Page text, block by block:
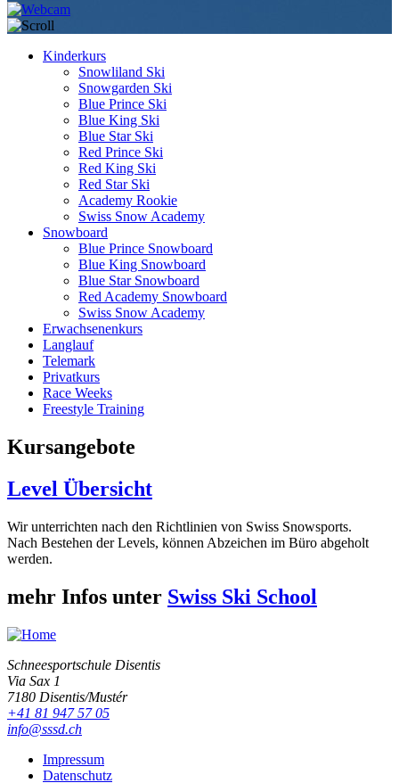
Kinderkurs
Snowliland Ski
Snowgarden Ski
Blue Prince Ski
Blue King Ski
Blue Star Ski
Red Prince Ski
Red King Ski
Red Star Ski
Academy Rookie
Swiss Snow Academy
Snowboard
Blue Prince Snowboard
Blue King Snowboard
Blue Star Snowboard
Red Academy Snowboard
Swiss Snow Academy
Erwachsenenkurs
Langlauf
Telemark
Privatkurs
Race Weeks
Freestyle Training
Kursangebote
Level Übersicht
Wir unterrichten nach den Richtlinien von Swiss Snowsports.
Nach Bestehen der Levels, können Abzeichen im Büro abgeholt
werden.
mehr Infos unter Swiss Ski School
Schneesportschule Disentis
Via Sax 1
7180 Disentis/Mustér
+41 81 947 57 05
info@sssd.ch
Impressum
Datenschutz